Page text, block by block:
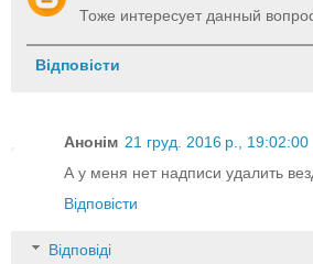
Тоже интересует данный
Відповісти
Анонім 21 груд. 2016 р., 19:02:00
А у меня нет надписи удалить
Відповісти
Відповіді